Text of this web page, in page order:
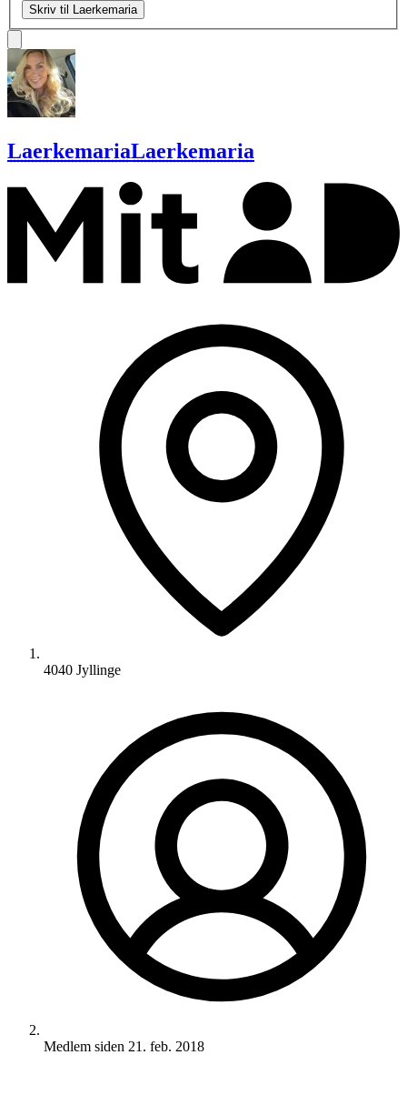
Skriv til Laerkemaria
LaerkemariaLaerkemaria
4040 Jyllinge
Medlem siden 21. feb. 2018